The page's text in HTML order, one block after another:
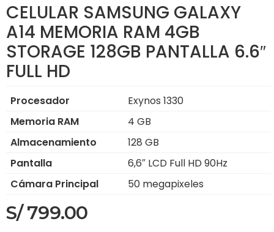
CELULAR SAMSUNG GALAXY
A14 MEMORIA RAM 4GB
STORAGE 128GB PANTALLA 6.6″
FULL HD
Procesador
Exynos 1330
Memoria RAM
4 GB
Almacenamiento
128 GB
Pantalla
6,6″ LCD Full HD 90Hz
Cámara Principal
50 megapixeles
S/799.00